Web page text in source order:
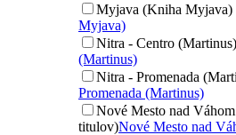
Myjava (Kniha Myjava)
Myjava)
Nitra - Centro
(Martinus)
Nitra - Promenada
Promenada (Martinus)
Nové Mesto nad
titulov)Nové Mesto nad